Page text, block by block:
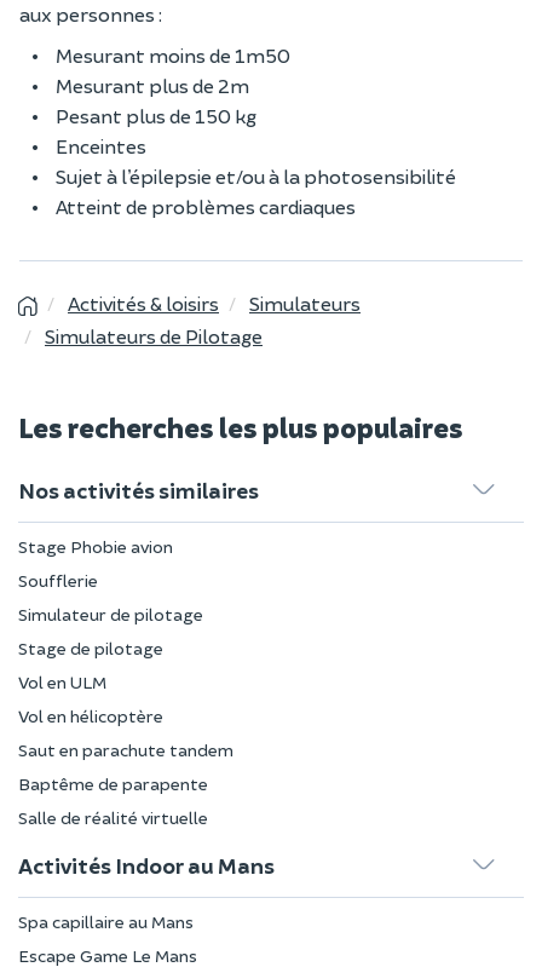
aux personnes :
Mesurant moins de 1m50
Mesurant plus de 2m​
Pesant plus de 150 kg
Enceintes
Sujet à l’épilepsie et/ou à la photosensibilité
Atteint de problèmes cardiaques
Activités & loisirs
Simulateurs
Simulateurs de Pilotage
Les recherches les plus populaires
Nos activités similaires
Stage Phobie avion
Soufflerie
Simulateur de pilotage
Stage de pilotage
Vol en ULM
Vol en hélicoptère
Saut en parachute tandem
Baptême de parapente
Salle de réalité virtuelle
Activités Indoor au Mans
Spa capillaire au Mans
Escape Game Le Mans